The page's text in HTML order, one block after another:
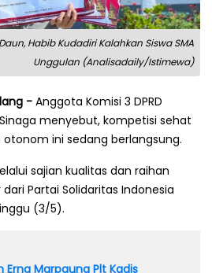
Habib Kudadiri Kalahkan Siswa SMA
Unggulan (Analisadaily/Istimewa)
- Anggota Komisi 3 DPRD
menyebut, kompetisi sehat
ini sedang berlangsung.
sajian kualitas dan raihan
Partai Solidaritas Indonesia
(3/5).
Marpaung Plt Kadis